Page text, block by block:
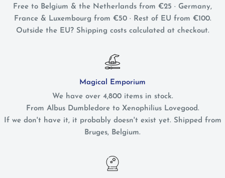
Free to Belgium & the Netherlands from €25 · Germany,
France & Luxembourg from €50 · Rest of EU from €100.
Outside the EU? Shipping costs calculated at checkout.
Magical Emporium
We have over 4,800 items in stock.
From Albus Dumbledore to Xenophilius Lovegood.
If we don't have it, it probably doesn't exist yet. Shipped from
Bruges, Belgium.